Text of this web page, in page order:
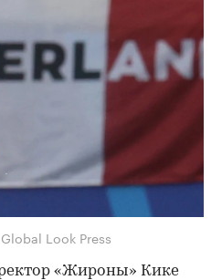
Look Press
«Жироны» Кике